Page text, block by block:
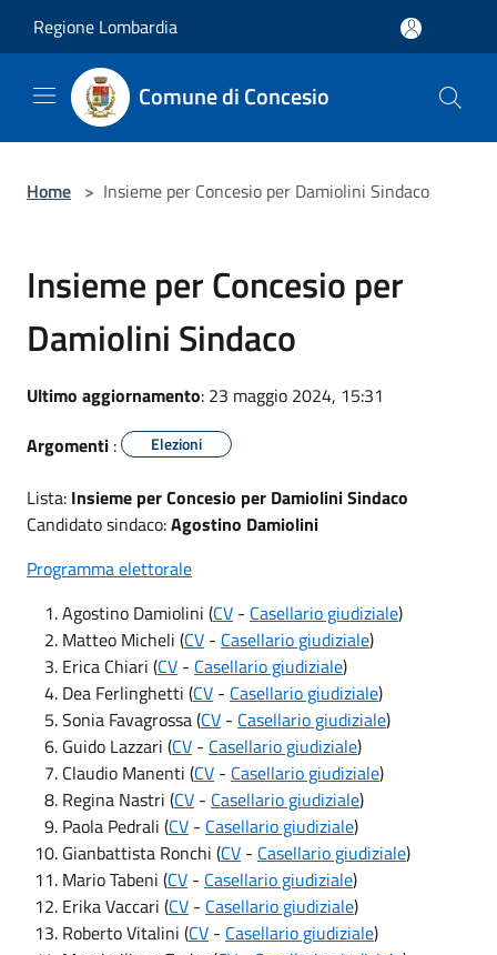
Regione Lombardia
Comune di Concesio
Home > Insieme per Concesio per Damiolini Sindaco
Insieme per Concesio per
Damiolini Sindaco
Ultimo aggiornamento: 23 maggio 2024, 15:31
Argomenti : Elezioni
Lista: Insieme per Concesio per Damiolini Sindaco
Candidato sindaco:Agostino Damiolini
Programma elettorale
Agostino Damiolini (CV - Casellario giudiziale)
Matteo Micheli (CV - Casellario giudiziale)
Erica Chiari (CV - Casellario giudiziale)
Dea Ferlinghetti (CV - Casellario giudiziale)
Sonia Favagrossa (CV - Casellario giudiziale)
Guido Lazzari (CV - Casellario giudiziale)
Claudio Manenti (CV - Casellario giudiziale)
Regina Nastri (CV - Casellario giudiziale)
Paola Pedrali (CV - Casellario giudiziale)
Gianbattista Ronchi (CV - Casellario giudiziale)
Mario Tabeni (CV - Casellario giudiziale)
Erika Vaccari (CV - Casellario giudiziale)
Roberto Vitalini (CV - Casellario giudiziale)